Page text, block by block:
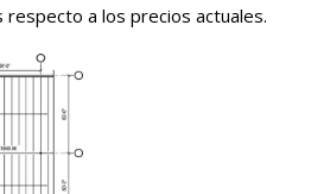
a los precios actuales.